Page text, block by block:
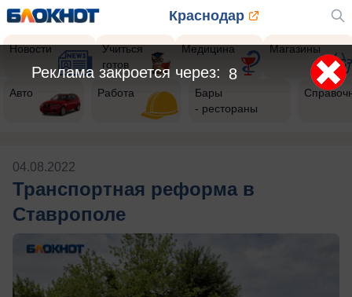
Краснодар
Новости
Учиться
готов
Медицина Магазины
Авто Работа
Бары
- рестораны
04.08.2022
Транспортная реформа в
Ставрополе
8
Реклама закроется через: